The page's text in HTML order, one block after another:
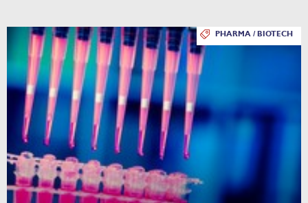
PHARMA / BIOTECH